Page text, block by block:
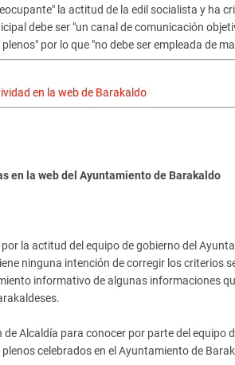
la actitud de la edil socialista y ha
debe ser "un canal de comunicación
por lo que "no debe ser empleada de
en la web de Barakaldo
en la web del Ayuntamiento de Barakaldo
la actitud del equipo de gobierno del
ninguna intención de corregir los criterios
informativo de algunas informaciones
Alcaldía para conocer por parte del equipo
celebrados en el Ayuntamiento de